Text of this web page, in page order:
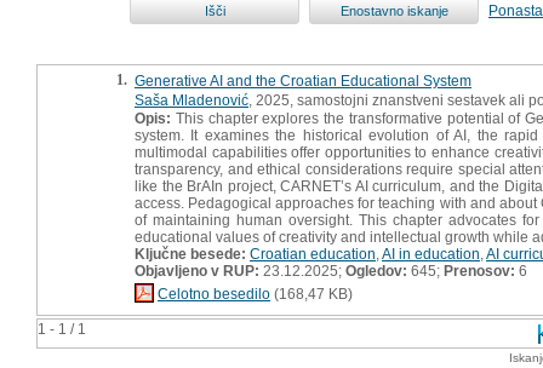
1 - 1 / 1
1. Generative AI and the Croatian Educational System
Saša Mladenović , 2025, samostojni znanstveni sestavek ali
Opis: This chapter explores the transformative potential of
system. It examines the historical evolution of AI, the
multimodal capabilities offer opportunities to enhance
transparency, and ethical considerations require special
like the BrAIn project, CARNET’s AI curriculum, and the
access. Pedagogical approaches for teaching with and
of maintaining human oversight. This chapter advocates
educational values of creativity and intellectual growth while
Ključne besede: Croatian education AI in education AI
Objavljeno v RUP: 23.12.2025; Ogledov: 645; Prenosov: 6
Celotno besedilo (168,47 KB)